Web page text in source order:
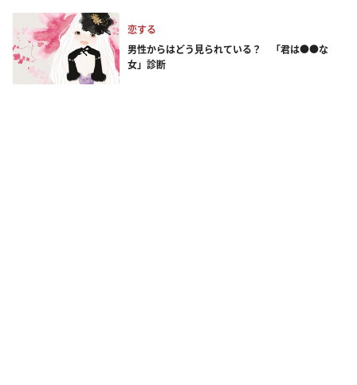
恋する
男性からはどう見られている？ 「君は●●な
女」診断